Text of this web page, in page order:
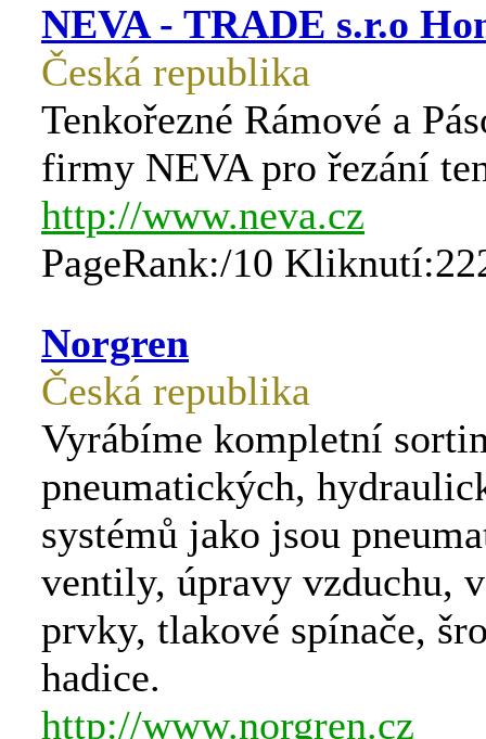
NEVA - TRADE s.r.o
Česká republika
Tenkořezné Rámové a
firmy NEVA pro řezání
http://www.neva.cz
PageRank:/10
Norgren
Česká republika
Vyrábíme kompletní
pneumatických,
systémů jako jsou
ventily, úpravy vzduchu,
prvky, tlakové spínače,
hadice.
http://www.norgren.cz